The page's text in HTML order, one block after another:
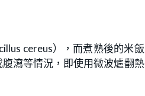
cereus），而煮熟後的米飯
瀉等情況，即使用微波爐翻熱